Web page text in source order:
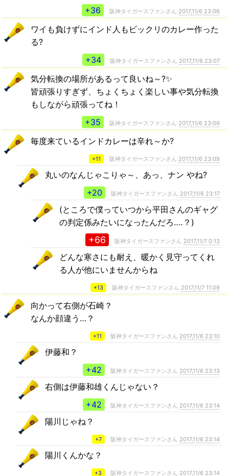
+36
阪神タイガースファンさん 2017,11/6 23:06
ワイも負けずにインド人もビックリのカレー作った
る?
+34
阪神タイガースファンさん 2017,11/6 23:07
気分転換の場所があるって良いね～?✨
皆頑張りすぎず、ちょくちょく楽しい事や気分転換
もしながら頑張ってね！
+35
阪神タイガースファンさん 2017,11/6 23:09
毎度来ているインドカレーは辛れ～か?
+11 阪神タイガースファンさん 2017,11/6 23:09
丸いのなんじゃこりゃ～、あっ、ナン やね?
+20
阪神タイガースファンさん 2017,11/6 23:17
(ところで僕っていつから平田さんのギャグ
の判定係みたいになったんだろ‥‥？)
+66 阪神タイガースファンさん 2017,11/7 0:13
どんな寒さにも耐え、暖かく見守ってくれ
る人が他にいませんからね
+13 阪神タイガースファンさん 2017,11/7 11:09
向かって右側が石崎？
なんか顔違う…？
+11 阪神タイガースファンさん 2017,11/6 23:10
伊藤和？
+42
阪神タイガースファンさん 2017,11/6 23:13
右側は伊藤和雄くんじゃない？
+42
阪神タイガースファンさん 2017,11/6 23:14
陽川じゃね？
+7 阪神タイガースファンさん 2017,11/6 23:14
陽川くんかな？
+3 阪神タイガースファンさん 2017,11/6 23:14